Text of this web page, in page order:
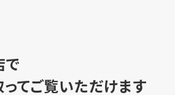
てご覧いただけます